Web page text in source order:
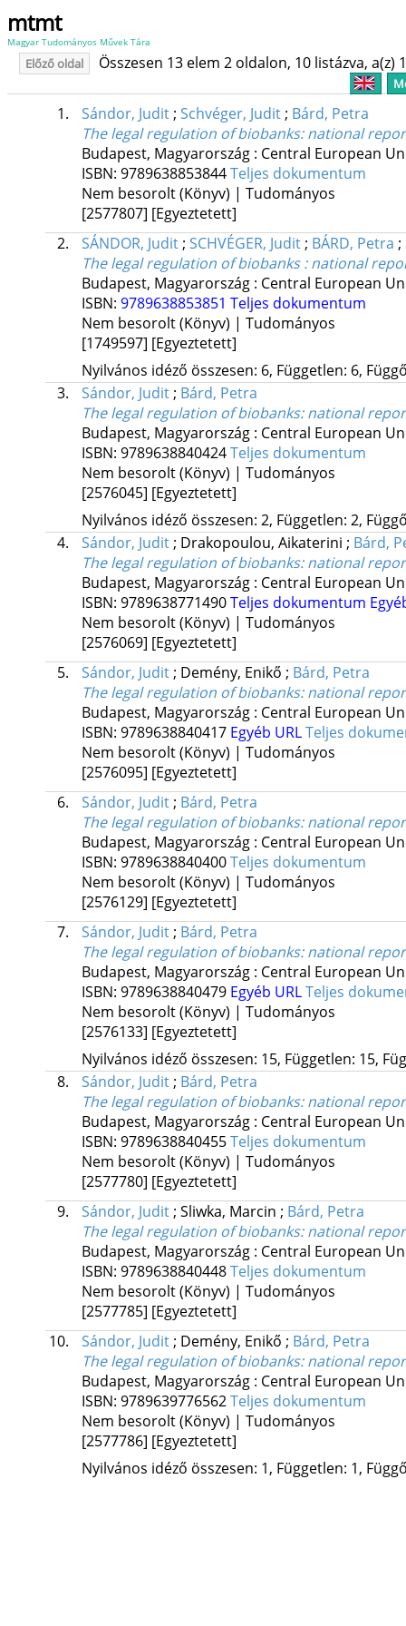
mtmt
Magyar Tudományos Művek Tára
Előző oldal Összesen 13 elem 2 oldalon, 10 listázva, a(z)
1. Sándor, Judit; Schvéger, Judit; Bárd, Petra
The legal regulation of biobanks: national
Budapest, Magyarország : Central European
ISBN: 9789638853844Teljes dokumentum
Nem besorolt (Könyv) | Tudományos
[2577807] [Egyeztetett]
2.
SÁNDOR, Judit; SCHVÉGER, Judit; BÁRD, Petra ;
The legal regulation of biobanks : national
Budapest, Magyarország : Central European
ISBN: 9789638853851 Teljes dokumentum
Nem besorolt (Könyv) | Tudományos
[1749597] [Egyeztetett]
Nyilvános idéző összesen: 6, Független: 6,
3.
Sándor, Judit; Bárd, Petra
The legal regulation of biobanks: national
Budapest, Magyarország : Central European
ISBN: 9789638840424Teljes dokumentum
Nem besorolt (Könyv) | Tudományos
[2576045] [Egyeztetett]
Nyilvános idéző összesen: 2, Független: 2,
4.
Sándor, Judit; Drakopoulou, Aikaterini ; Bárd,
The legal regulation of biobanks: national
Budapest, Magyarország : Central European
ISBN: 9789638771490Teljes dokumentum
Nem besorolt (Könyv) | Tudományos
[2576069] [Egyeztetett]
5.
Sándor, Judit; Demény, Enikő ; Bárd, Petra
The legal regulation of biobanks: national
Budapest, Magyarország : Central European
ISBN: 9789638840417 Egyéb URLTeljes
Nem besorolt (Könyv) | Tudományos
[2576095] [Egyeztetett]
6.
Sándor, Judit; Bárd, Petra
The legal regulation of biobanks: national
Budapest, Magyarország : Central European
ISBN: 9789638840400Teljes dokumentum
Nem besorolt (Könyv) | Tudományos
[2576129] [Egyeztetett]
7.
Sándor, Judit; Bárd, Petra
The legal regulation of biobanks: national
Budapest, Magyarország : Central European
ISBN: 9789638840479 Egyéb URLTeljes
Nem besorolt (Könyv) | Tudományos
[2576133] [Egyeztetett]
Nyilvános idéző összesen: 15, Független: 15,
8.
Sándor, Judit; Bárd, Petra
The legal regulation of biobanks: national
Budapest, Magyarország : Central European
ISBN: 9789638840455Teljes dokumentum
Nem besorolt (Könyv) | Tudományos
[2577780] [Egyeztetett]
9.
Sándor, Judit; Sliwka, Marcin ; Bárd, Petra
The legal regulation of biobanks: national
Budapest, Magyarország : Central European
ISBN: 9789638840448Teljes dokumentum
Nem besorolt (Könyv) | Tudományos
[2577785] [Egyeztetett]
10.
Sándor, Judit; Demény, Enikő ; Bárd, Petra
The legal regulation of biobanks: national
Budapest, Magyarország : Central European
ISBN: 9789639776562Teljes dokumentum
Nem besorolt (Könyv) | Tudományos
[2577786] [Egyeztetett]
Nyilvános idéző összesen: 1, Független: 1,